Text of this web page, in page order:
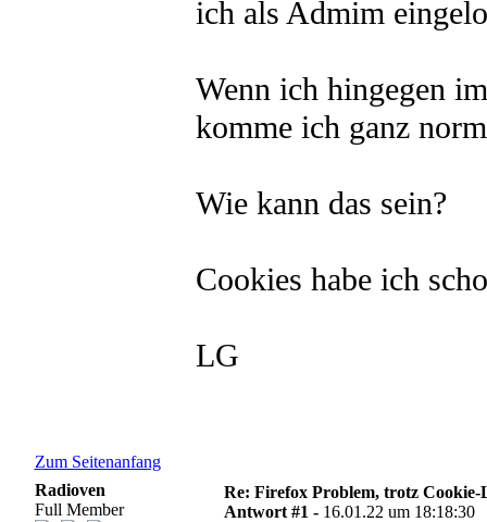
ich als Admim
Wenn ich hingegen
komme ich ganz
Wie kann das sein?
Cookies habe ich
LG
Zum Seitenanfang
Radioven
Full Member
Re: Firefox Problem, trotz Cookie-
Antwort #1 - 16.01.22 um 18:18:30